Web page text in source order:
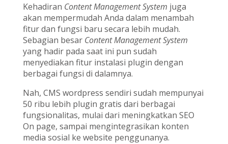
Kehadiran Content Management System juga
akan mempermudah Anda dalam menambah
fitur dan fungsi baru secara lebih mudah.
Sebagian besar Content Management System
yang hadir pada saat ini pun sudah
menyediakan fitur instalasi plugin dengan
berbagai fungsi di dalamnya.
Nah, CMS wordpress sendiri sudah mempunyai
50 ribu lebih plugin gratis dari berbagai
fungsionalitas, mulai dari meningkatkan SEO
On page, sampai mengintegrasikan konten
media sosial ke website penggunanya.